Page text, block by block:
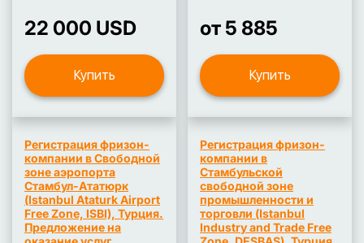
22 000 USD
Купить
от 5 885
Купить
Регистрация фризон-
компании в Свободной
зоне аэропорта
Стамбул-Ататюрк
(Istanbul Ataturk Airport
Free Zone, ISBI), Турция.
Предложение на
Регистрация фризон-
компании в
Стамбульской
свободной зоне
промышленности и
торговли (Istanbul
Industry and Trade Free